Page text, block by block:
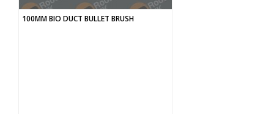
100MM BIO DUCT BULLET BRUSH